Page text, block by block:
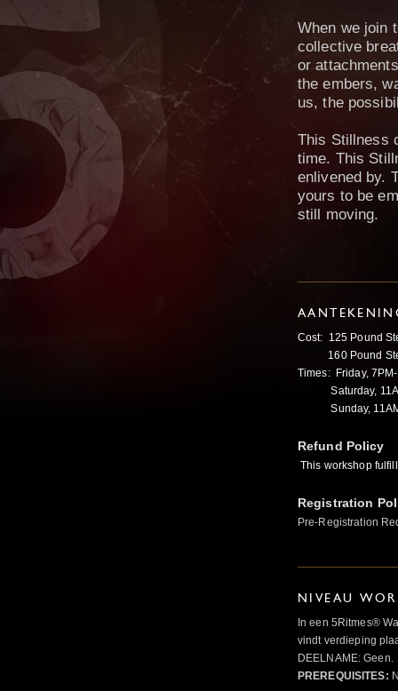
When we join
collective
or
the embers,
us, the
This Stillness
time. This
enlivened by.
yours to be
still moving.
Cost: 125 Pound
160 Pound
Times: Friday,
Saturday,
Sunday,
Refund Policy
This workshop
Registration
Pre-Registration
NIVEAU
In een 5Ritmes®
vindt verdieping
DEELNAME: Geen.
PREREQUISITES: